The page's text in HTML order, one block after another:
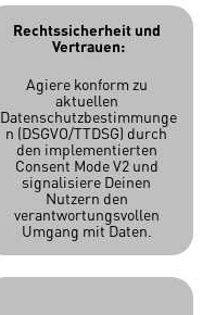
Rechtssicherheit und
Vertrauen:
Agiere konform zu
aktuellen
Datenschutzbestimmunge
n (DSGVO/TTDSG) durch
den implementierten
Consent Mode V2 und
signalisiere Deinen
Nutzern den
verantwortungsvollen
Umgang mit Daten.